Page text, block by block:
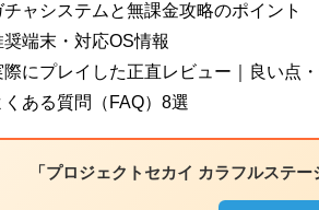
チャシステムと無課金攻略のポイント
奨端末・対応OS情報
際にプレイした正直レビュー｜良い点
くある質問（FAQ）8選
「プロジェクトセカイ カラフルステ